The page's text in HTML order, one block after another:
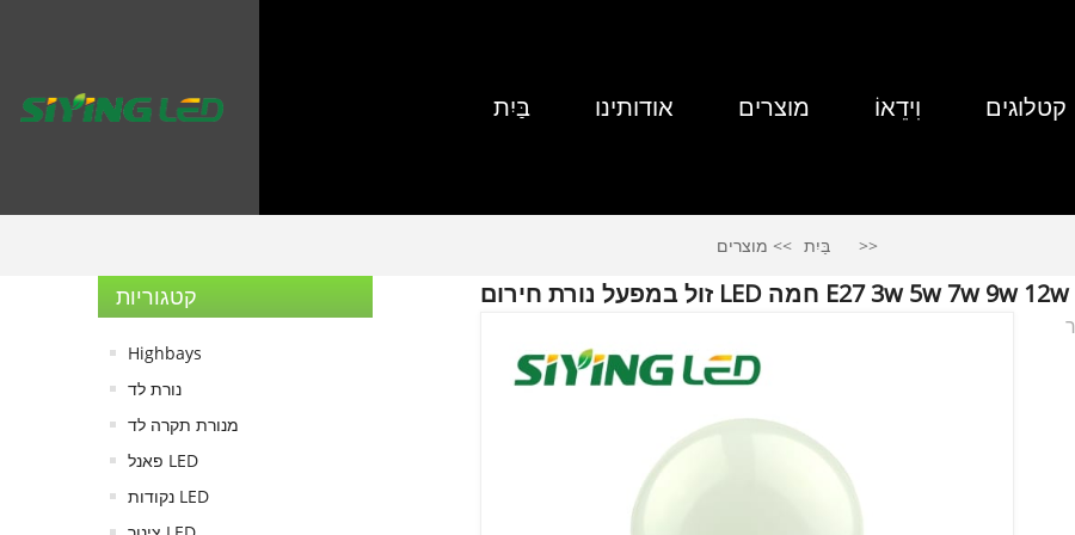
בַּיִת אודותינו מוצרים וִידֵאוֹ קטלוגים
בַּיִת מוצרים
קטגוריות
Highbays
נורת לד
מנורת תקרה לד
פאנל LED
נקודות LED